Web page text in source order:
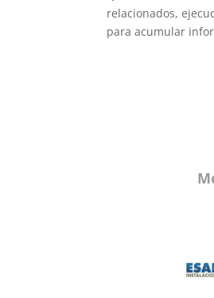
relacionados,
para acumular